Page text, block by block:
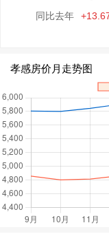
同比去年
孝感房价月走势图